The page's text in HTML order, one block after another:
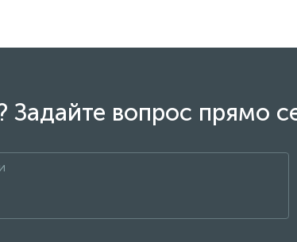
Задайте вопрос прямо